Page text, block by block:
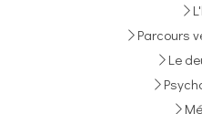
Parcours
Le